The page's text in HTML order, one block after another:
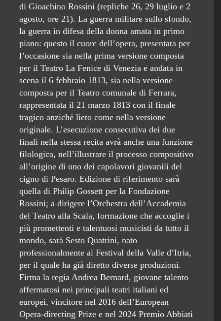
di Gioachino Rossini (repliche 26, 29 luglio e 2
agosto, ore 21). La guerra militare sullo sfondo,
la guerra in difesa della donna amata in primo
piano: questo il cuore dell’opera, presentata per
l’occasione sia nella prima versione composta
per il Teatro La Fenice di Venezia e andata in
scena il 6 febbraio 1813, sia nella versione
composta per il Teatro comunale di Ferrara,
rappresentata il 21 marzo 1813 con il finale
tragico anziché lieto come nella versione
originale. L’esecuzione consecutiva dei due
finali nella stessa recita avrà anche una funzione
filologica, nell’illustrare il processo compositivo
all’origine di uno dei capolavori giovanili del
cigno di Pesaro. Edizione di riferimento sarà
quella di Philip Gossett per la Fondazione
Rossini; a dirigere l’Orchestra dell’Accademia
del Teatro alla Scala, formazione che accoglie i
più promettenti e talentuosi musicisti da tutto il
mondo, sarà Sesto Quatrini, nato
professionalmente al Festival della Valle d’Itria,
per il quale ha già diretto diverse produzioni.
Firma la regia Andrea Bernard, giovane talento
affermatosi nei principali teatri italiani ed
europei, vincitore nel 2016 dell’European
Opera-directing Prize e nel 2024 Premio Abbiati